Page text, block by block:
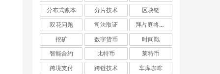
分布式账本
分片技术
区块链
双花问题
司法取证
拜占庭将军问题
挖矿
数字货币
时间戳
智能合约
比特币
莱特币
跨境支付
跨链技术
车库咖啡